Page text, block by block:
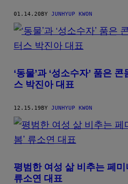
01.14.20BY JUNHYUP KWON
‘동물’과 ‘성소수자’ 품은
스 박진아 대표
12.15.19BY JUNHYUP KWON
평범한 여성 삶 비추는 페미
류소연 대표